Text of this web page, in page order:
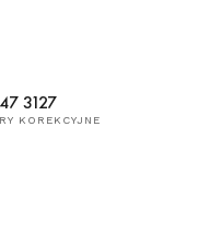
3127
KOREKCYJNE